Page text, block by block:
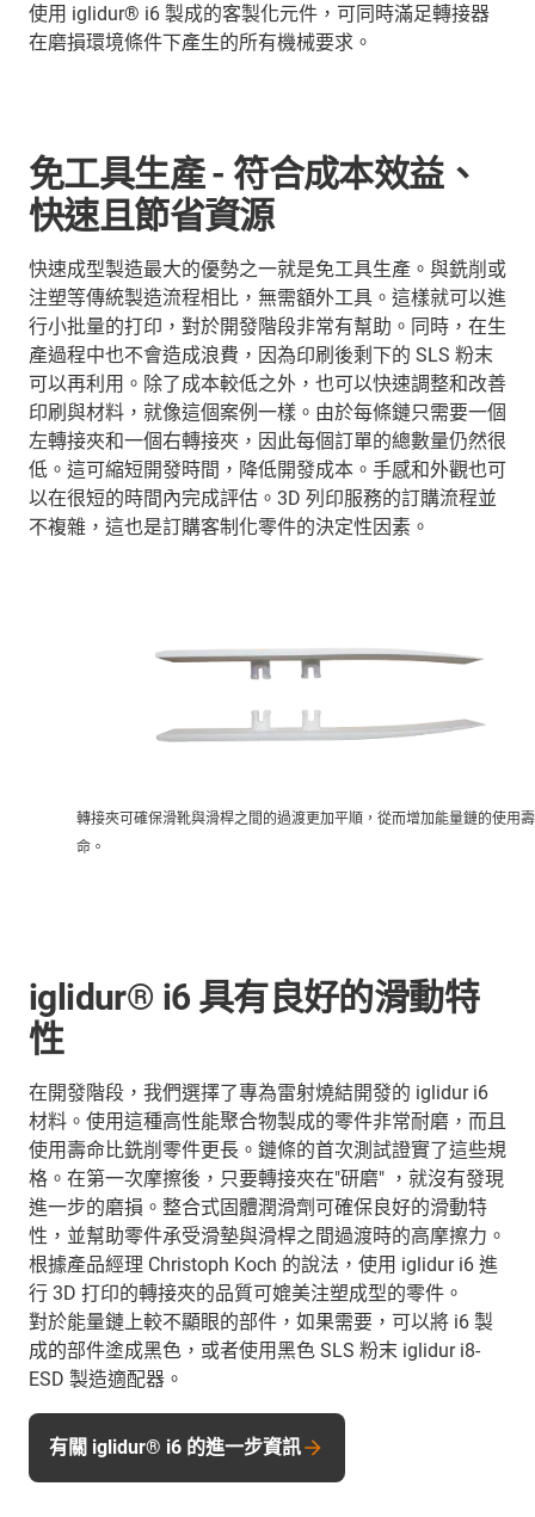
使用 iglidur® i6 製成的客製化元件，可同時滿足轉接器
在磨損環境條件下產生的所有機械要求。
免工具生產 - 符合成本效益、
快速且節省資源
快速成型製造最大的優勢之一就是免工具生產。與銑削或
注塑等傳統製造流程相比，無需額外工具。這樣就可以進
行小批量的打印，對於開發階段非常有幫助。同時，在生
產過程中也不會造成浪費，因為印刷後剩下的 SLS 粉末
可以再利用。除了成本較低之外，也可以快速調整和改善
印刷與材料，就像這個案例一樣。由於每條鏈只需要一個
左轉接夾和一個右轉接夾，因此每個訂單的總數量仍然很
低。這可縮短開發時間，降低開發成本。手感和外觀也可
以在很短的時間內完成評估。3D 列印服務的訂購流程並
不複雜，這也是訂購客制化零件的決定性因素。
轉接夾可確保滑靴與滑桿之間的過渡更加平順，從而增加能量鏈的使用壽
命。
iglidur® i6 具有良好的滑動特
性
在開發階段，我們選擇了專為雷射燒結開發的 iglidur i6
材料。使用這種高性能聚合物製成的零件非常耐磨，而且
使用壽命比銑削零件更長。鏈條的首次測試證實了這些規
格。在第一次摩擦後，只要轉接夾在"研磨" ，就沒有發現
進一步的磨損。整合式固體潤滑劑可確保良好的滑動特
性，並幫助零件承受滑墊與滑桿之間過渡時的高摩擦力。
根據產品經理 Christoph Koch 的說法，使用 iglidur i6 進
行 3D 打印的轉接夾的品質可媲美注塑成型的零件。
對於能量鏈上較不顯眼的部件，如果需要，可以將 i6 製
成的部件塗成黑色，或者使用黑色 SLS 粉末 iglidur i8-
ESD 製造適配器。
有關 iglidur® i6 的進一步資訊